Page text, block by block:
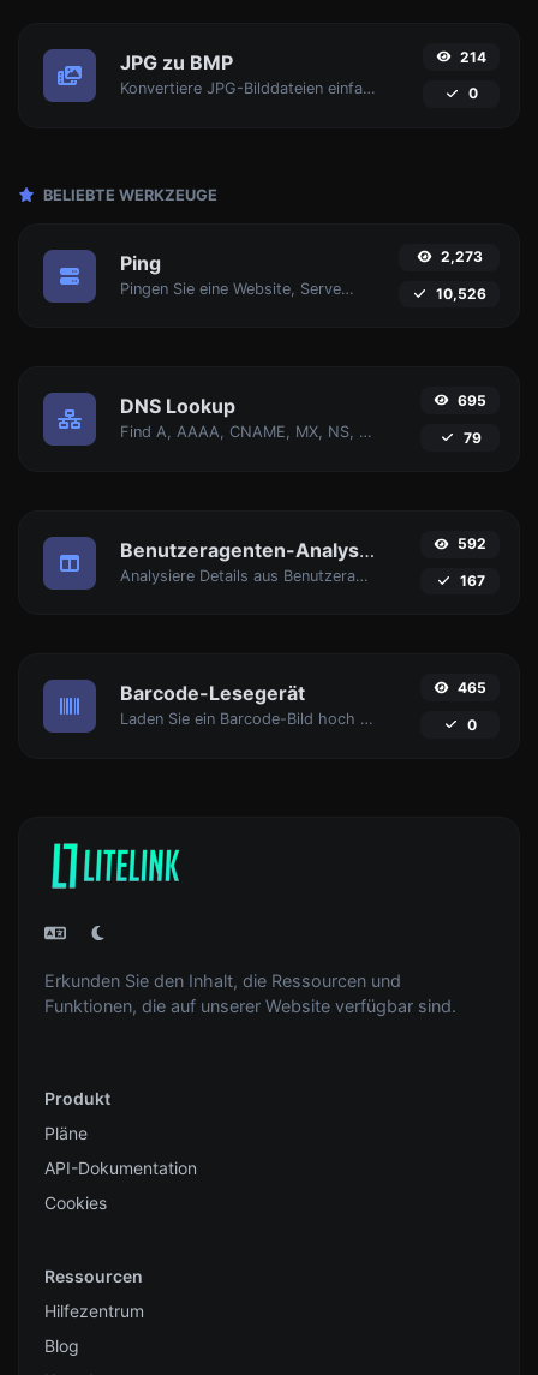
JPG zu BMP
Konvertiere JPG-Bilddateien einfach in BMP.
214
0
BELIEBTE WERKZEUGE
Ping
Pingen Sie eine Website, Server oder Port an.
2,273
10,526
DNS Lookup
Find A, AAAA, CNAME, MX, NS, TXT, SOA DNS-Einträge eines Hosts.
695
79
Benutzeragenten-Analysator
Analysiere Details aus Benutzeragent-Strings.
592
167
Barcode-Lesegerät
Laden Sie ein Barcode-Bild hoch und extrahieren Sie die Daten daraus.
465
0
Erkunden Sie den Inhalt, die Ressourcen und
Funktionen, die auf unserer Website verfügbar sind.
Produkt
Pläne
API-Dokumentation
Cookies
Ressourcen
Hilfezentrum
Blog